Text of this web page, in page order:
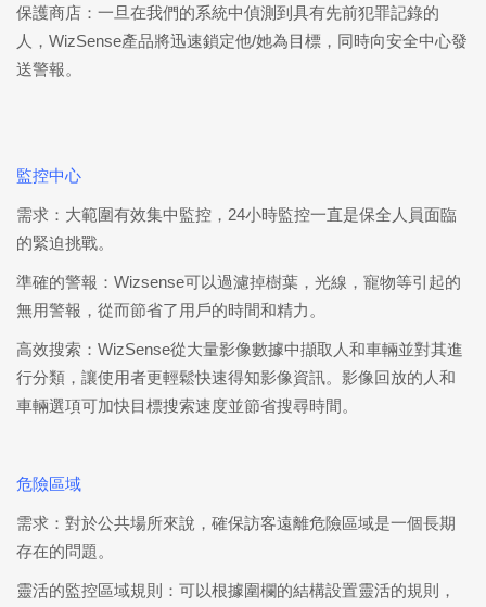
保護商店：一旦在我們的系統中偵測到具有先前犯罪記錄的
人，WizSense產品將迅速鎖定他/她為目標，同時向安全中心發
送警報。
監控中心
需求：大範圍有效集中監控，24小時監控一直是保全人員面臨
的緊迫挑戰。
準確的警報：Wizsense可以過濾掉樹葉，光線，寵物等引起的
無用警報，從而節省了用戶的時間和精力。
高效搜索：WizSense從大量影像數據中擷取人和車輛並對其進
行分類，讓使用者更輕鬆快速得知影像資訊。影像回放的人和
車輛選項可加快目標搜索速度並節省搜尋時間。
危險區域
需求：對於公共場所來說，確保訪客遠離危險區域是一個長期
存在的問題。
靈活的監控區域規則：可以根據圍欄的結構設置靈活的規則，